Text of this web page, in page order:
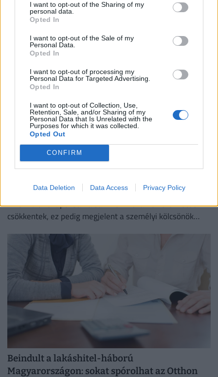
I want to opt-out of the Sharing of my
personal data.
Opted In
I want to opt-out of the Sale of my
Personal Data.
Opted In
I want to opt-out of processing my
Personal Data for Targeted Advertising.
Opted In
I want to opt-out of Collection, Use,
Retention, Sale, and/or Sharing of my
Personal Data that Is Unrelated with the
Purposes for which it was collected.
Opted Out
CONFIRM
Data Deletion Data Access Privacy Policy
várakozásoknak és az eddigi tapasztalatoknak
megfelelően alakult.
Működik a legális banki trükk: durván
aki most lép
Az elmúlt hónapokban a bankközi hozamok érezhetően
csökkentek, ez pedig megjelent a személyi kölcsönök
Beindult a lakáshitel-háború
Magyarországon: sokat spórolhat az Otthon